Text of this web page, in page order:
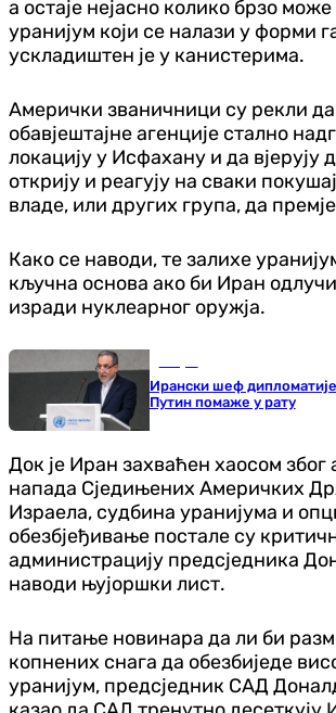
а остаје нејасно колико брзо
уранијум који се налази у форми
ускладиштен је у канистерима.
Амерички званичници су рекли
обавјештајне агенције стално
локацију у Исфахану и да вјерују
открију и реагују на сваки
владе, или других група, да
Како се наводи, те залихе
кључна основа ако би Иран
изради нуклеарног оружја.
Ирански шеф
Путин помаже у рату
Док је Иран захваћен хаосом због
напада Сједињених Америчких
Израела, судбина уранијума и
обезбјеђивање постале су
администрацију предсједника
наводи њујоршки лист.
На питање новинара да ли би
копнених снага да обезбиједе
уранијум, предсједник САД